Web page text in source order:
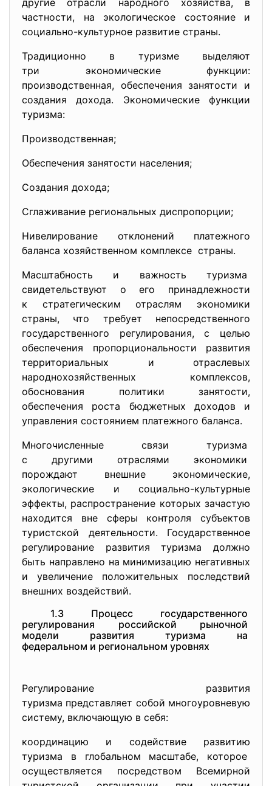
другие отрасли народного хозяйства, в
частности, на экологическое состояние и
социально-культурное развитие страны.
Традиционно в туризме выделяют
три экономические функции:
производственная, обеспечения занятости и
создания дохода. Экономические функции
туризма:
Производственная;
Обеспечения занятости населения;
Создания дохода;
Сглаживание региональных диспропорции;
Нивелирование отклонений платежного
баланса хозяйственном комплексе страны.
Масштабность и важность туризма
свидетельствуют о его принадлежности
к стратегическим отраслям экономики
страны, что требует непосредственного
государственного регулирования, с целью
обеспечения пропорциональности развития
территориальных и отраслевых
народнохозяйственных комплексов,
обоснования политики занятости,
обеспечения роста бюджетных доходов и
управления состоянием платежного баланса.
Многочисленные связи туризма
с другими отраслями экономики
порождают внешние экономические,
экологические и социально-культурные
эффекты, распространение которых зачастую
находится вне сферы контроля субъектов
туристской деятельности. Государственное
регулирование развития туризма должно
быть направлено на минимизацию негативных
и увеличение положительных последствий
внешних воздействий.
1.3 Процесс государственного
регулирования российской рыночной
модели развития туризма на
федеральном и региональном уровнях
Регулирование развития
туризма представляет собой многоуровневую
систему, включающую в себя:
координацию и содействие развитию
туризма в глобальном масштабе, которое
осуществляется посредством Всемирной